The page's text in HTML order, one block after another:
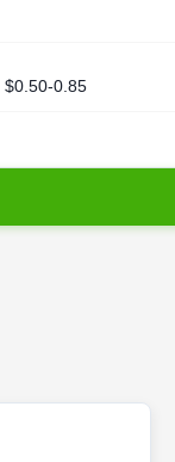
$0.50-0.85